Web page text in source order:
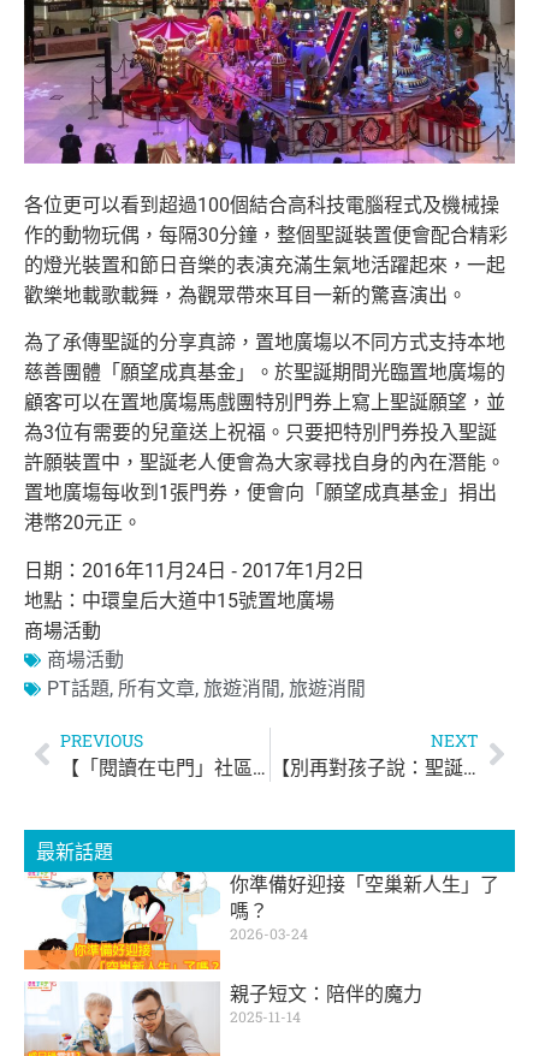
各位更可以看到 超過100個結合高科技電腦程式及機械操
作的動物玩偶， 每隔30分鐘，整個聖誕裝置便會配合精彩
的燈光裝置和節日音樂的表演充滿生氣地活躍起來，一起
歡樂地載歌載舞， 為觀眾帶來耳目一新的驚喜演出。
為了承傳聖誕的分享真諦，置地廣塲以不同方式支持本地
慈善團體「 願望成真基金」。於聖誕期間光臨置地廣塲的
顧客可以在置地廣塲馬戲團特別門券上寫上聖誕願望，並
為3位有需要的兒童送上祝福。只要把特別門券投入聖誕
許願裝置中，聖誕老人便會為大家尋找自身的內在潛能。
置地廣塲每收到1張門券，便會向「願望成真基金」捐出
港幣20元正。
日期：2016年11月24日 ‑ 2017年1月2日
地點：中環皇后大道中15號置地廣場
商場活動
商場活動
PT話題, 所有文章, 旅遊消閒, 旅遊消閒
PREVIOUS
【「閱讀在屯門」社區書展 】
NEXT
【別再對孩子說：聖誕老人會帶來禮物】
最新話題
你準備好迎接「空巢新人生」了
嗎？
2026-03-24
親子短文：陪伴的魔力
2025-11-14